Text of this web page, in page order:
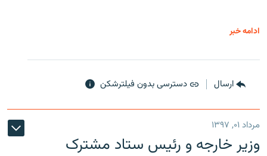
ادامه خبر
ارسال دسترسی بدون فیلترشکن
مرداد ۰۱, ۱۳۹۷
وزیر خارجه و رئیس‌ ستاد مشترک